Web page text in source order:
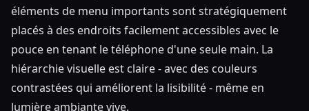
éléments de menu importants sont stratégiquement
placés à des endroits facilement accessibles avec le
pouce en tenant le téléphone d'une seule main. La
hiérarchie visuelle est claire - avec des couleurs
contrastées qui améliorent la lisibilité - même en
lumière ambiante vive.